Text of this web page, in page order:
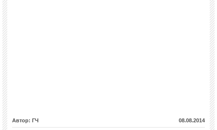
Автор: ГЧ 08.08.2014